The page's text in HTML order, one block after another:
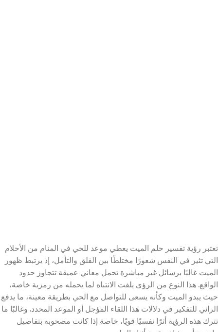
تعتبر رؤية تفسير حلم الميت يعطي موعد للحي في المنام من الأحلام
التي تثير في النفس شعورًا مختلطًا بين القلق والتأمل، إذ يرتبط ظهور
الميت غالبًا برسائل غير مباشرة تحمل معاني عميقة تتجاوز حدود
الواقع. هذا النوع من الرؤى يلفت الانتباه لما يحمله من رمزية خاصة،
حيث يبدو الميت وكأنه يسعى للتواصل مع الحي بطريقة معينة، ما يدفع
الرائي للتفكير في دلالات هذا اللقاء المؤجل أو الموعد المحدد. وغالبًا ما
تترك هذه الرؤية أثرًا نفسيًا قويًا، خاصة إذا كانت مصحوبة بتفاصيل